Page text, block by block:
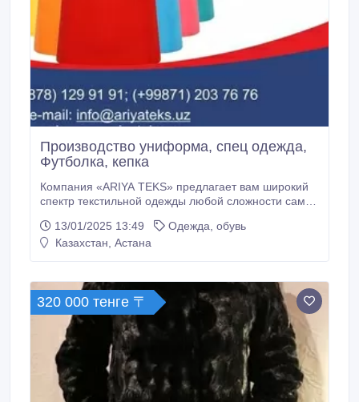
Производство униформа, спец одежда,
Футболка, кепка
Компания «ARIYA TEKS» предлагает вам широкий
спектр текстильной одежды любой сложности самых
логотипом и вышивкой на ваш вкус. звоните нам мы
исполним любой ваш заказ! +998712037676
13/01/2025 13:49
Одежда, обувь
Казахстан, Астана
320 000 тенге 〒